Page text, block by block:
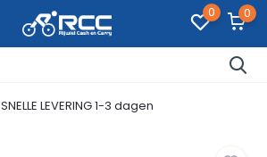
0 0
SNELLE LEVERING 1-3 dagen